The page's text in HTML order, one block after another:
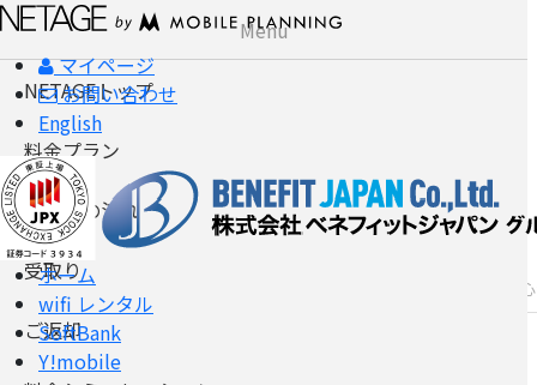
マイページ
お問い合わせ
English
ホーム
wifi レンタル
SoftBank
Y!mobile
申込み
新オプション「
Menu
NETAGEトップ
料金プラン
ご利用の流れ
受取り
ご返却